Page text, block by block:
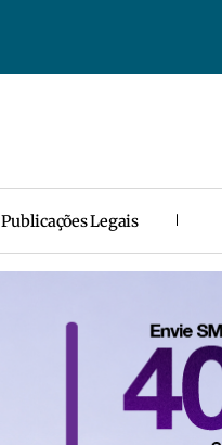
Publicações Legais